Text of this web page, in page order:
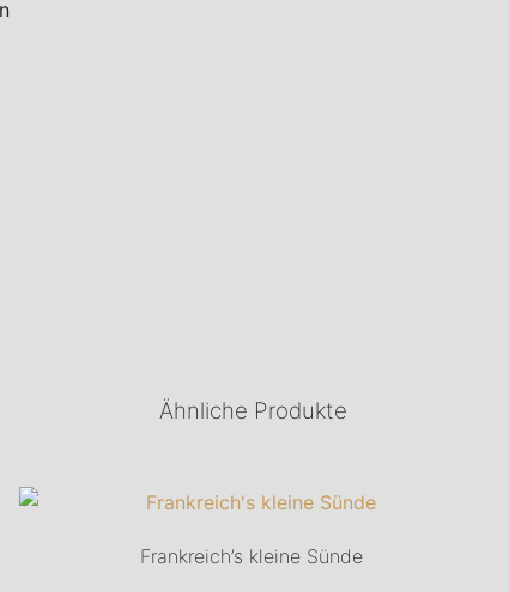
Ähnliche Produkte
Frankreich’s kleine Sünde